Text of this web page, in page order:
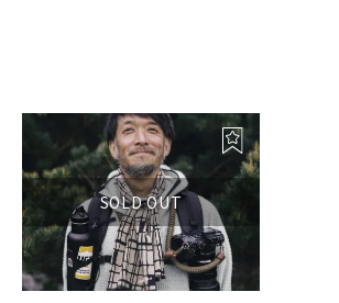
SOLD OUT